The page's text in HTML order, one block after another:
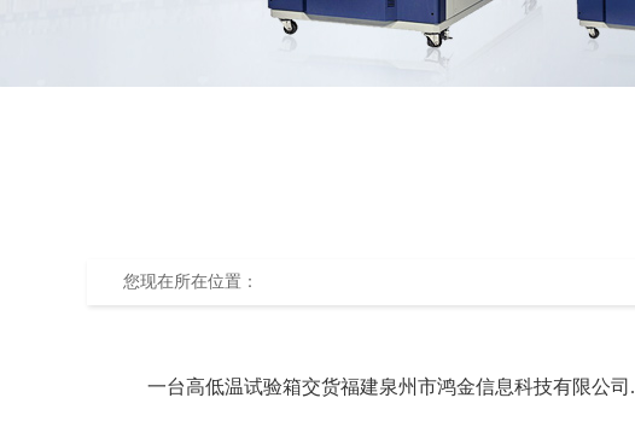
您现在所在位置：
一台高低温试验箱交货福建泉州市鸿金信息科技有限公司.